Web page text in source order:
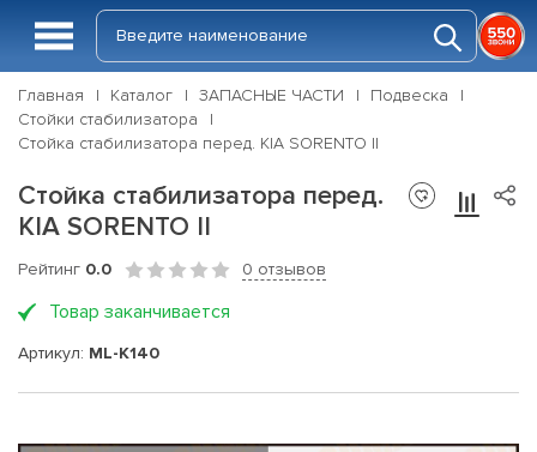
Главная Каталог ЗАПАСНЫЕ ЧАСТИ
Подвеска
Стойки стабилизатора
Стойка стабилизатора перед. KIA SORENTO II
Стойка стабилизатора перед.
KIA SORENTO II
Рейтинг 0.0 0 отзывов
Товар заканчивается
Артикул: ML-K140